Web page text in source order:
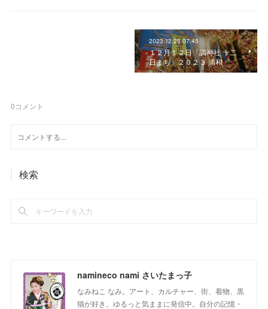
2023.12.28 07:45
１２月１２日「調神社 十二
日まち」２０２３ 浦和
0コメント
検索
namineco nami さいたまっ子
なみねこ なみ。アート、カルチャー、街、着物、黒
猫が好き。ゆるっと気ままに発信中。自分の記憶・